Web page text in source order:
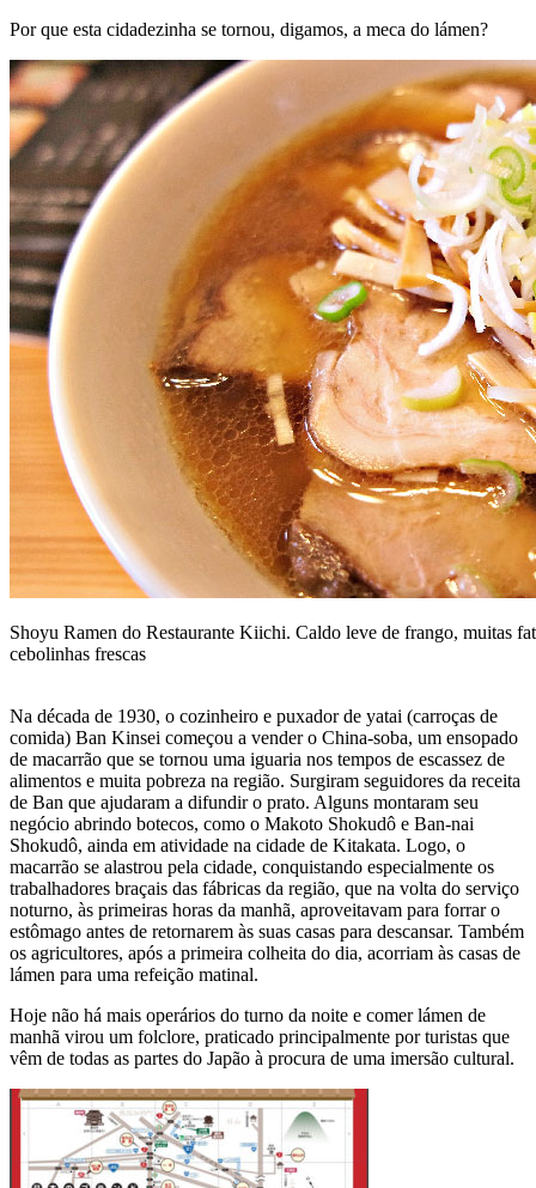
Por que esta cidadezinha se tornou, digamos, a meca do lámen?
Shoyu Ramen do Restaurante Kiichi. Caldo leve de frango, muitas
cebolinhas frescas
Na década de 1930, o cozinheiro e puxador de yatai (carroças de
comida) Ban Kinsei começou a vender o China-soba, um ensopado
de macarrão que se tornou uma iguaria nos tempos de escassez de
alimentos e muita pobreza na região. Surgiram seguidores da receita
de Ban que ajudaram a difundir o prato. Alguns montaram seu
negócio abrindo botecos, como o Makoto Shokudô e Ban-nai
Shokudô, ainda em atividade na cidade de Kitakata. Logo, o
macarrão se alastrou pela cidade, conquistando especialmente os
trabalhadores braçais das fábricas da região, que na volta do serviço
noturno, às primeiras horas da manhã, aproveitavam para forrar o
estômago antes de retornarem às suas casas para descansar. Também
os agricultores, após a primeira colheita do dia, acorriam às casas de
lámen para uma refeição matinal.
Hoje não há mais operários do turno da noite e comer lámen de
manhã virou um folclore, praticado principalmente por turistas que
vêm de todas as partes do Japão à procura de uma imersão cultural.